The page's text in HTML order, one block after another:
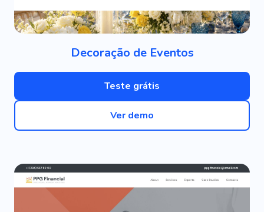
Decoração de Eventos
Teste grátis
Ver demo